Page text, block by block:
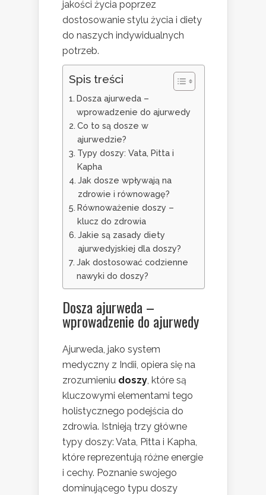
jakości życia poprzez
dostosowanie stylu życia i diety
do naszych indywidualnych
potrzeb.
Spis treści
Dosza ajurweda –
wprowadzenie do ajurwedy
Co to są dosze w
ajurwedzie?
Typy doszy: Vata, Pitta i
Kapha
Jak dosze wpływają na
zdrowie i równowagę?
Równoważenie doszy –
klucz do zdrowia
Jakie są zasady diety
ajurwedyjskiej dla doszy?
Jak dostosować codzienne
nawyki do doszy?
Dosza ajurweda –
wprowadzenie do ajurwedy
Ajurweda, jako system
medyczny z Indii, opiera się na
zrozumieniu doszy, które są
kluczowymi elementami tego
holistycznego podejścia do
zdrowia. Istnieją trzy główne
typy doszy: Vata, Pitta i Kapha,
które reprezentują różne energie
i cechy. Poznanie swojego
dominującego typu doszy